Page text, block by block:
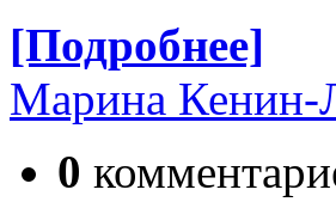
[Подробнее]
Марина Кенин-
0